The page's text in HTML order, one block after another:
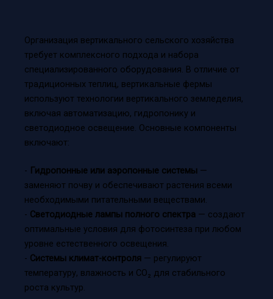
Организация вертикального сельского хозяйства
требует комплексного подхода и набора
специализированного оборудования. В отличие от
традиционных теплиц, вертикальные фермы
используют технологии вертикального земледелия,
включая автоматизацию, гидропонику и
светодиодное освещение. Основные компоненты
включают:
- Гидропонные или аэропонные системы—
заменяют почву и обеспечивают растения всеми
необходимыми питательными веществами.
- Светодиодные лампы полного спектра— создают
оптимальные условия для фотосинтеза при любом
уровне естественного освещения.
- Системы климат-контроля— регулируют
температуру, влажность и CO₂ для стабильного
роста культур.